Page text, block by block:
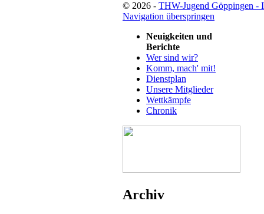
© 2026 - THW-Jugend Göppingen -
Navigation überspringen
Neuigkeiten und
Berichte
Wer sind wir?
Komm, mach' mit!
Dienstplan
Unsere Mitglieder
Wettkämpfe
Chronik
Archiv